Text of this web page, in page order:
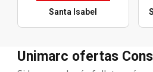
Santa Isabel
Unimarc ofertas